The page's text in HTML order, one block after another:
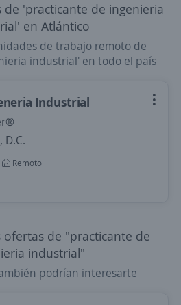
'practicante de ingenieria
en Atlántico
de trabajo remoto de
industrial' en todo el país
Industrial
D.C.
Remoto
ofertas de "practicante de
industrial"
podrían interesarte